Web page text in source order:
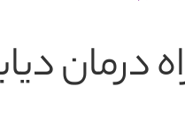
درمان